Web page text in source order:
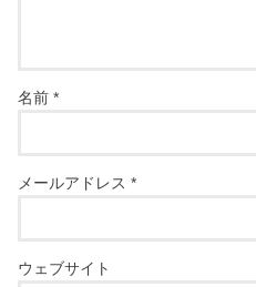
名前*
メールアドレス*
ウェブサイト